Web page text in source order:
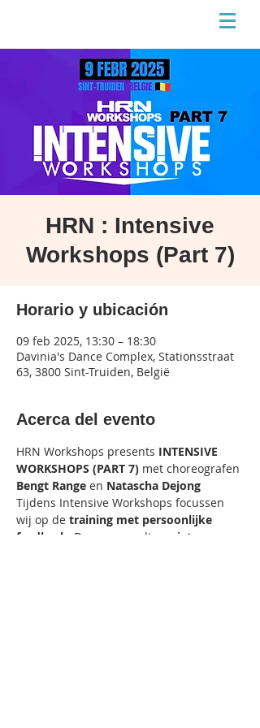
HRN : Intensive
Workshops (Part 7)
Horario y ubicación
09 feb 2025, 13:30 – 18:30
Davinia's Dance Complex, Stationsstraat
63, 3800 Sint-Truiden, België
Acerca del evento
HRN Workshops presents INTENSIVE
WORKSHOPS (PART 7) met choreografen
Bengt Range en Natascha Dejong
Tijdens Intensive Workshops focussen
wij op de training met persoonlijke
feedback.
Daarom wordt er
niet